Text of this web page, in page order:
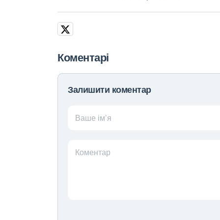
Коментарі
Залишити коментар
Ваше ім’я
Коментар